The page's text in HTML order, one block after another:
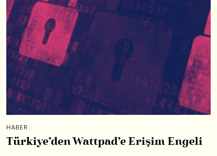
HABER
Türkiye’den Wattpad’e Erişim Engeli